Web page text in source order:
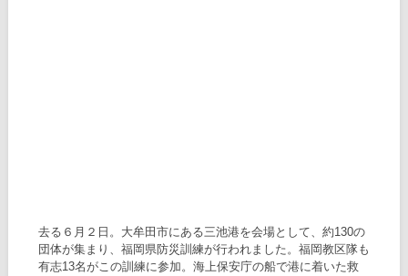
去る６月２日。大牟田市にある三池港を会場として、約130の
団体が集まり、福岡県防災訓練が行われました。福岡教区隊も
有志13名がこの訓練に参加。海上保安庁の船で港に着いた救